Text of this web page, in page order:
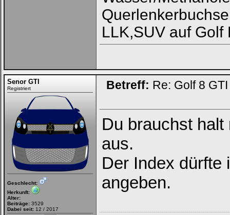
LLK,SUV auf Golf
Senor GTI
Registriert
Geschlecht:
Herkunft:
Alter:
Beiträge: 3529
Dabei seit: 12 / 2017
Betreff: Re: Golf 8
Du brauchst
aus.
Der Index dürfte
angeben.